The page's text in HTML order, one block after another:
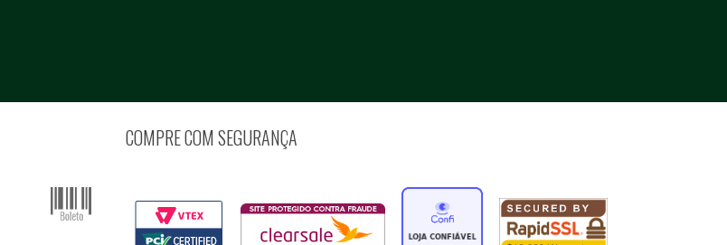
COMPRE COM SEGURANÇA